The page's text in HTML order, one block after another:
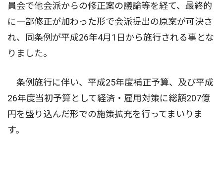
員会で他会派からの修正案の議論等を経て、最終的
に一部修正が加わった形で会派提出の原案が可決さ
れ、同条例が平成26年4月1日から施行される事とな
りました。
条例施行に伴い、平成25年度補正予算、及び平成
26年度当初予算として経済・雇用対策に総額207億
円を盛り込んだ形での施策拡充を行ってまいりま
す。